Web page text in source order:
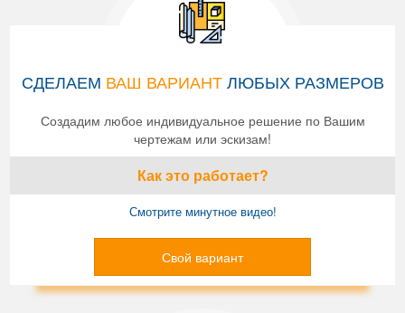
СДЕЛАЕМ ВАШ ВАРИАНТЛЮБЫХ РАЗМЕРОВ
Создадим любое индивидуальное решение по Вашим
чертежам или эскизам!
Как это работает?
Смотрите минутное видео!
Свой вариант